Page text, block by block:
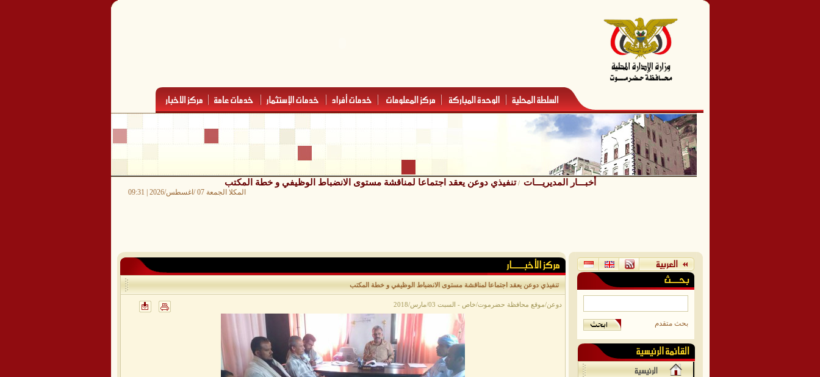
أخبـــار المديريـــات /تنفيذي دوعن يعقد اجتماعا لمناقشة مستوى الانضباط الوظيفي و خطة المكتب
المكلا الجمعة 07 /اغسطس/2026 | 09:31
تنفيذي دوعن يعقد اجتماعا لمناقشة مستوى الانضباط الوظيفي و خطة المكتب
دوعن/موقع محافظة حضرموت/خاص - السبت 03/مارس/2018
بحث متقدم